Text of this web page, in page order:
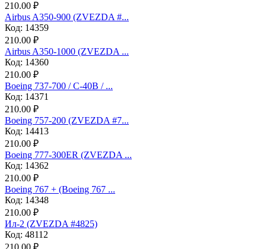
210.00 ₽
Airbus A350-900 (ZVEZDA #...
Код: 14359
210.00 ₽
Airbus A350-1000 (ZVEZDA ...
Код: 14360
210.00 ₽
Boeing 737-700 / C-40B / ...
Код: 14371
210.00 ₽
Boeing 757-200 (ZVEZDA #7...
Код: 14413
210.00 ₽
Boeing 777-300ER (ZVEZDA ...
Код: 14362
210.00 ₽
Boeing 767 + (Boeing 767 ...
Код: 14348
210.00 ₽
Ил-2 (ZVEZDA #4825)
Код: 48112